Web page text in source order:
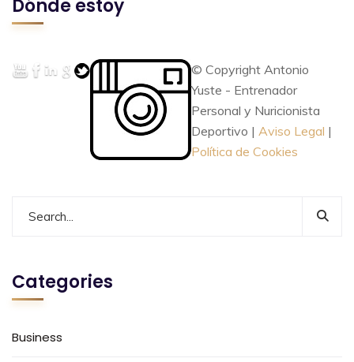
Dónde estoy
© Copyright Antonio
Yuste - Entrenador
Personal y Nuricionista
Deportivo | Aviso Legal |
Política de Cookies
Categories
Business